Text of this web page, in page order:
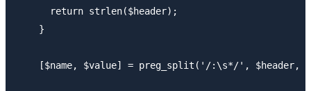
      return strlen($header);
    }
[$name, $value] = preg_split('/:\s*/', $header,